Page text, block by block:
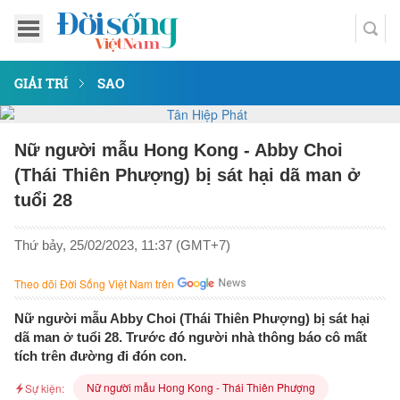
GIẢI TRÍ SAO
Nữ người mẫu Hong Kong - Abby Choi
(Thái Thiên Phượng) bị sát hại dã man ở
tuổi 28
Thứ bảy, 25/02/2023, 11:37 (GMT+7)
Theo dõi Đời Sống Việt Nam trên
Nữ người mẫu Abby Choi (Thái Thiên Phượng) bị sát hại
dã man ở tuổi 28. Trước đó người nhà thông báo cô mất
tích trên đường đi đón con.
Sự kiện: Nữ người mẫu Hong Kong - Thái Thiên Phượng